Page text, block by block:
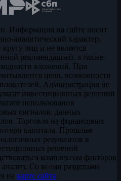
Информация на сайте носит
аналитический характер,
лиц и не является
рекомендацией, а также
вложений. При
цели, возможности
Администрация не
инвестиционных решений
использования
сигналов, данных
Торговля на финансовых
капитала. Прошлые
результатов в
решений
комплексом факторов
Со всеми разделами
на карте сайта.